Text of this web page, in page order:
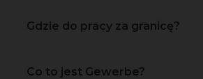
Gdzie do pracy za granicę?
Co to jest Gewerbe?